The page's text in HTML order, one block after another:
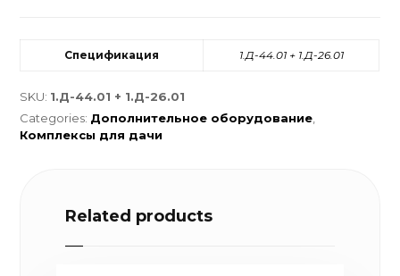
Спецификация 1.Д-44.01 + 1.Д-26.01
SKU: 1.Д-44.01 + 1.Д-26.01
Categories: Дополнительное оборудование
Комплексы для дачи
Related products